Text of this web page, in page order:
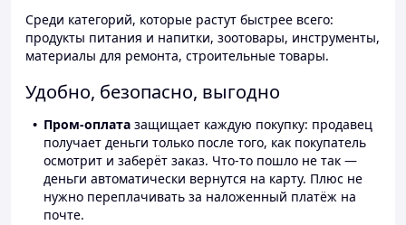
Среди категорий, которые растут быстрее всего:
продукты питания и напитки, зоотовары, инструменты,
материалы для ремонта, строительные товары.
Удобно, безопасно, выгодно
Пром-оплата защищает каждую покупку: продавец
получает деньги только после того, как покупатель
осмотрит и заберёт заказ. Что-то пошло не так —
деньги автоматически вернутся на карту. Плюс не
нужно переплачивать за наложенный платёж на
почте.